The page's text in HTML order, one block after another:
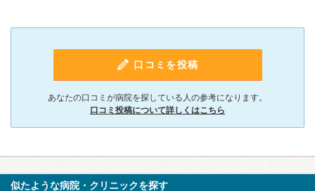
口コミを投稿
あなたの口コミが病院を探している人の参考になります。
口コミ投稿について詳しくはこちら
似たような病院・クリニックを探す